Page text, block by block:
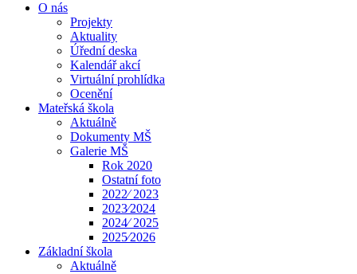
O nás
Projekty
Aktuality
Úřední deska
Kalendář akcí
Virtuální prohlídka
Ocenění
Mateřská škola
Aktuálně
Dokumenty MŠ
Galerie MŠ
Rok 2020
Ostatní foto
2022⁄ 2023
2023⁄2024
2024⁄ 2025
2025⁄2026
Základní škola
Aktuálně